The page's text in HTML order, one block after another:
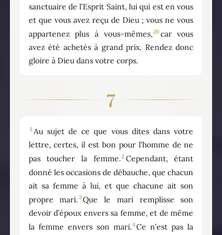
sanctuaire de l’Esprit Saint, lui qui est en vous
et que vous avez reçu de Dieu ; vous ne vous
appartenez plus à vous-mêmes,20 car vous
avez été achetés à grand prix. Rendez donc
gloire à Dieu dans votre corps.
7
1 Au sujet de ce que vous dites dans votre
lettre, certes, il est bon pour l’homme de ne
pas toucher la femme.2 Cependant, étant
donné les occasions de débauche, que chacun
ait sa femme à lui, et que chacune ait son
propre mari. 3Que le mari remplisse son
devoir d’époux envers sa femme, et de même
la femme envers son mari.4Ce n’est pas la